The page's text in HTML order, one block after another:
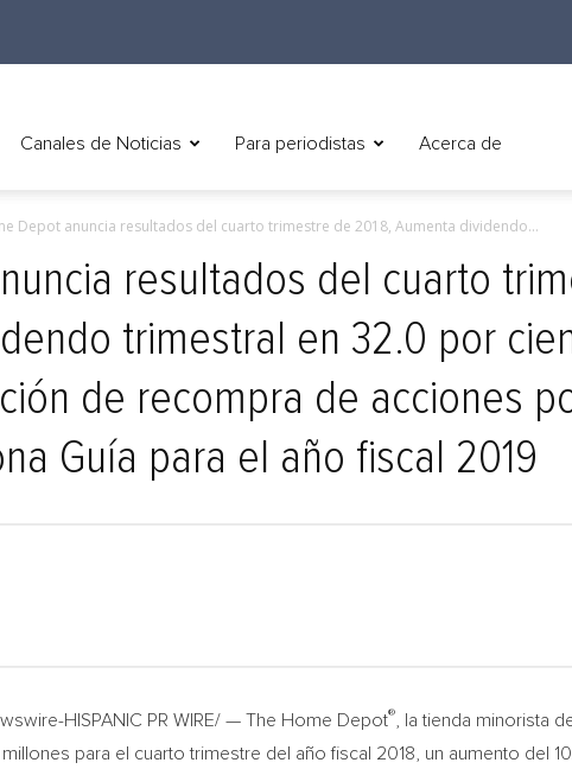
Canales de Noticias Para periodistas Acerca de
Depot anuncia resultados del cuarto trimestre de 2018, Aumenta dividendo...
resultados del cuarto
trimestral en 32.0 por
de recompra de acciones
Guía para el año fiscal 2019
HISPANIC PR WIRE/ — The Home Depot®
, la tienda minorista
millones para el cuarto trimestre del año fiscal 2018, un aumento del